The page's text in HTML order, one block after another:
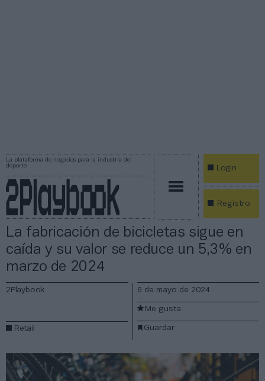
La plataforma de negocios para la industria del
deporte
Login
Registro
La fabricación de bicicletas sigue en
caída y su valor se reduce un 5,3% en
marzo de 2024
2Playbook
Retail
6 de mayo de 2024
Guardar
Me gusta